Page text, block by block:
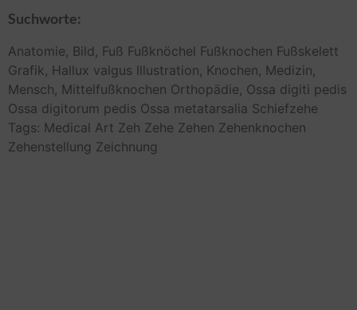
Suchworte:
Anatomie, Bild, Fuß Fußknöchel Fußknochen Fußskelett
Grafik, Hallux valgus Illustration, Knochen, Medizin,
Mensch, Mittelfußknochen Orthopädie, Ossa digiti pedis
Ossa digitorum pedis Ossa metatarsalia Schiefzehe
Tags: Medical Art Zeh Zehe Zehen Zehenknochen
Zehenstellung Zeichnung